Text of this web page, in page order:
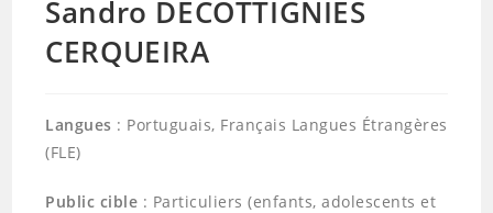
Sandro DECOTTIGNIES
CERQUEIRA
Langues : Portuguais, Français Langues Étrangères
(FLE)
Public cible : Particuliers (enfants, adolescents et